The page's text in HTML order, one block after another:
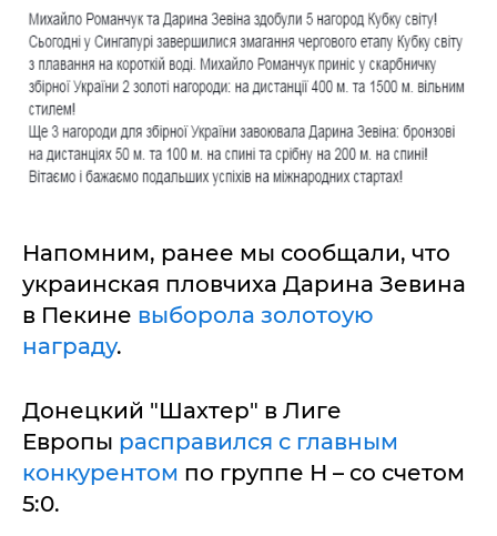
Напомним, ранее мы сообщали, что
украинская пловчиха Дарина Зевина
в Пекине выборола золотоую
награду.
Донецкий "Шахтер" в Лиге
Европы расправился с главным
конкурентом по группе Н – со счетом
5:0.